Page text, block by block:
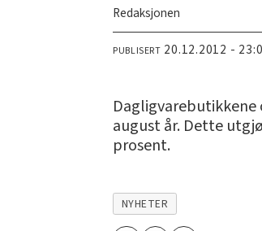
Redaksjonen
PUBLISERT 20.12.2012 -
august år. Dette
prosent.
NYHETER